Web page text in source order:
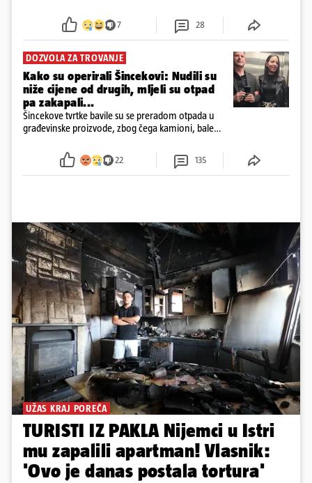
7 28
DOZVOLA ZA TROVANJE
Kako su operirali Šincekovi: Nudili su
niže cijene od drugih, mljeli su otpad
pa zakapali...
Šincekove tvrtke bavile su se preradom otpada u
građevinske proizvode, zbog čega kamioni, bale
22 135
UŽAS KRAJ POREČA
TURISTI IZ PAKLA Nijemci u Istri
mu zapalili apartman! Vlasnik:
'Ovo je danas postala tortura'